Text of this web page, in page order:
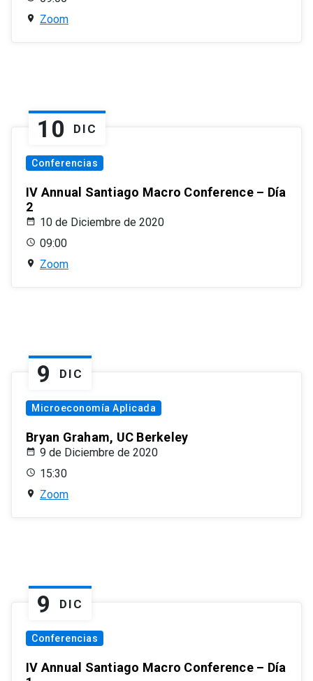
Zoom
10 DIC
Conferencias
IV Annual Santiago Macro Conference – Día
2
10 de Diciembre de 2020
09:00
Zoom
9 DIC
Microeconomía Aplicada
Bryan Graham, UC Berkeley
9 de Diciembre de 2020
15:30
Zoom
9 DIC
Conferencias
IV Annual Santiago Macro Conference – Día